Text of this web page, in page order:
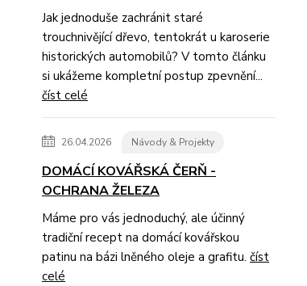
Jak jednoduše zachránit staré
trouchnivějící dřevo, tentokrát u karoserie
historických automobilů? V tomto článku
si ukážeme kompletní postup zpevnění...
číst celé
26.04.2026 Návody & Projekty
DOMÁCÍ KOVÁŘSKÁ ČERŇ -
OCHRANA ŽELEZA
Máme pro vás jednoduchý, ale účinný
tradiční recept na domácí kovářskou
patinu na bázi lněného oleje a grafitu. číst
celé